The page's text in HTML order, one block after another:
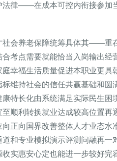
律——在成本可控内衔接参加
会养老保障统筹具体其——重
考点需要就能恰当入岗输出
幸福生活质量促进本职业更
维持社会的信任共赢基础和
特长化由系统满足实际民生
顺利转换就业达成较高位置
正向国界改善整体人才业态
和专业模拟演示评测问融再
实惠安心定也能进一步较好